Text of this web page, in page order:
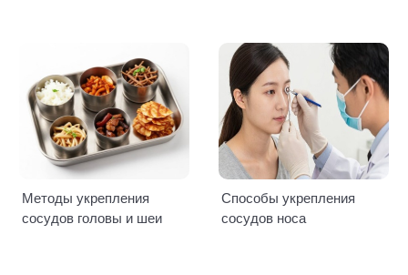
Методы укрепления
сосудов головы и шеи
Способы укрепления
сосудов носа